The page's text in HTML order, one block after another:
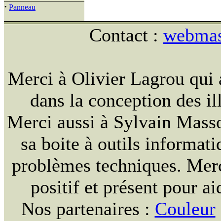
· Panneau
Contact :
Merci à Olivier Lagrou qui
dans la conception des
Merci aussi à Sylvain
sa boite à outils
problèmes techniques.
positif et présent pour
Nos partenaires : Couleur